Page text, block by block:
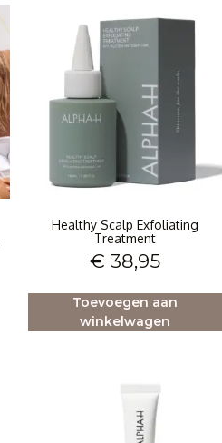
Healthy Scalp Exfoliating
Treatment
€ 38,95
Toevoegen aan
winkelwagen